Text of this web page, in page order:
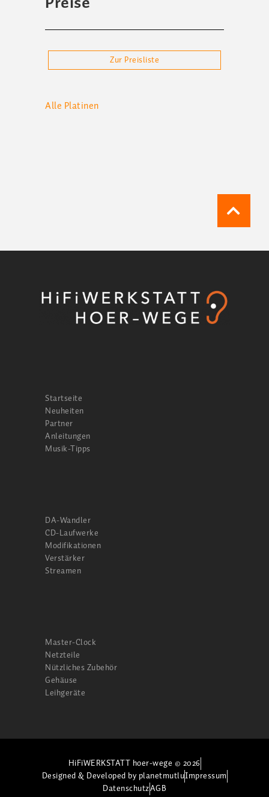
Zur Preisliste
Alle Platinen
Startseite
Neuheiten
Partner
Anleitungen
Musik-Tipps
DA-Wandler
CD-Laufwerke
Modifikationen
Verstärker
Streamen
Master-Clock
Netzteile
Nützliches Zubehör
Gehäuse
Leihgeräte
HiFiWERKSTATT hoer-wege © 2026
Designed & Developed by planetmutluImpressum
DatenschutzAGB